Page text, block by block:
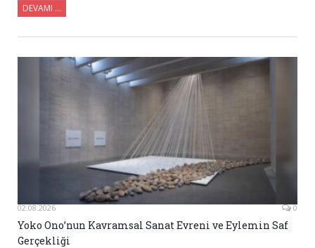
DEVAMI …
02.08.2026 0
Yoko Ono’nun Kavramsal Sanat Evreni ve Eylemin Saf
Gerçekliği